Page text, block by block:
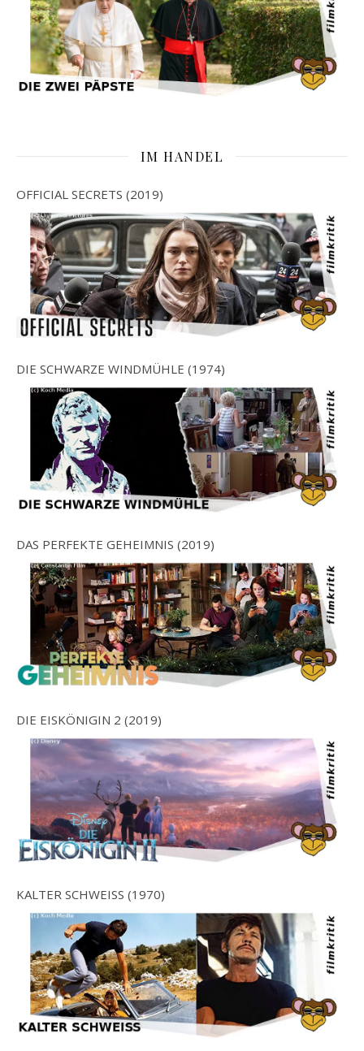
IM HANDEL
OFFICIAL SECRETS (2019)
DIE SCHWARZE WINDMÜHLE (1974)
DAS PERFEKTE GEHEIMNIS (2019)
DIE EISKÖNIGIN 2 (2019)
KALTER SCHWEISS (1970)